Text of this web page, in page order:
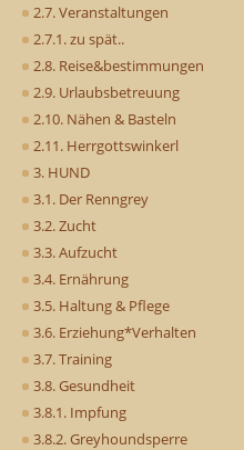
2.7. Veranstaltungen
2.7.1. zu spät..
2.8. Reise&bestimmungen
2.9. Urlaubsbetreuung
2.10. Nähen & Basteln
2.11. Herrgottswinkerl
3. HUND
3.1. Der Renngrey
3.2. Zucht
3.3. Aufzucht
3.4. Ernährung
3.5. Haltung & Pflege
3.6. Erziehung*Verhalten
3.7. Training
3.8. Gesundheit
3.8.1. Impfung
3.8.2. Greyhoundsperre